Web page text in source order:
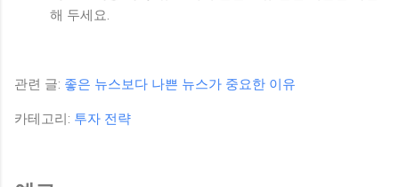
해 두세요.
관련 글: 좋은 뉴스보다 나쁜 뉴스가 중요한 이유
카테고리: 투자 전략